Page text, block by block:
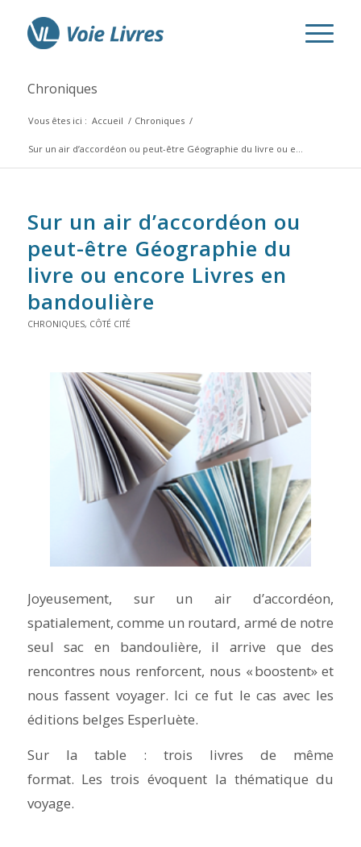
Chroniques
Vous êtes ici : Accueil / Chroniques /
Sur un air d’accordéon ou peut-être Géographie du livre ou e...
Sur un air d’accordéon ou
peut-être Géographie du
livre ou encore Livres en
bandoulière
CHRONIQUES, CÔTÉ CITÉ
Joyeusement, sur un air d’accordéon,
spatialement, comme un routard, armé de notre
seul sac en bandoulière, il arrive que des
rencontres nous renforcent, nous « boostent» et
nous fassent voyager. Ici ce fut le cas avec les
éditions belges Esperluète.
Sur la table : trois livres de même
format. Les trois évoquent la thématique du
voyage.